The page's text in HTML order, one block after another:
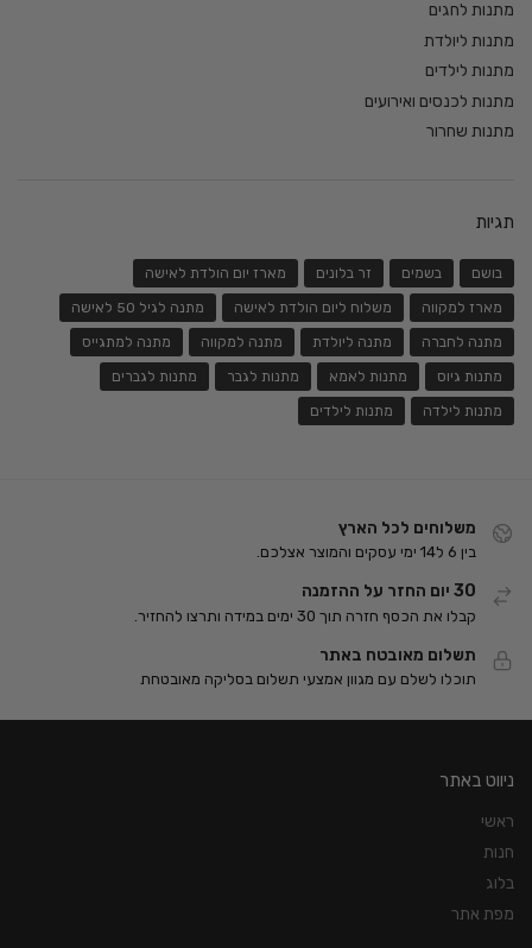
מתנות לחגים
מתנות ליולדת
מתנות לילדים
מתנות לכנסים ואירועים
מתנות שחרור
תגיות
בושם בשמים זר בלונים מארז יום הולדת לאישה
מארז למקווה משלוח ליום הולדת לאישה מתנה לגיל 50 לאישה
מתנה לחברה מתנה ליולדת מתנה למקווה מתנה למתגייס
מתנות גיוס מתנות לאמא מתנות לגבר מתנות לגברים
מתנות לילדה מתנות לילדים
משלוחים לכל הארץ
בין 6 ל14 ימי עסקים והמוצר אצלכם.
30 יום החזר על ההזמנה
קבלו את הכסף חזרה תוך 30 ימים במידה ותרצו להחזיר.
תשלום מאובטח באתר
תוכלו לשלם עם מגוון אמצעי תשלום בסליקה מאובטחת
ניווט באתר
ראשי
חנות
בלוג
מפת אתר